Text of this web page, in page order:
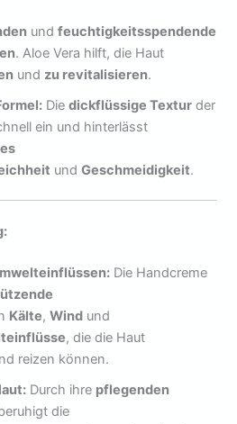
undfeuchtigkeitsspendende
. Aloe Vera hilft, die Haut
und zu revitalisieren.
Diedickflüssige Textur der
ein und hinterlässt
undGeschmeidigkeit.
Die Handcreme
Kälte,Wind und
, die die Haut
reizen können.
Durch ihre pflegenden
die